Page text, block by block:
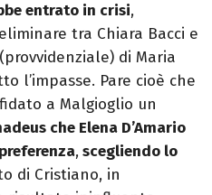
entrato in crisi,
tra Chiara Bacci e
di Maria
l’impasse. Pare cioè che
a Malgioglio un
che Elena D’Amario
, scegliendo lo
di Cristiano, in